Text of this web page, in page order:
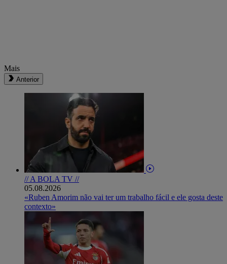
Mais
Anterior
// A BOLA TV //
05.08.2026
«Ruben Amorim não vai ter um trabalho fácil e ele gosta deste
contexto»